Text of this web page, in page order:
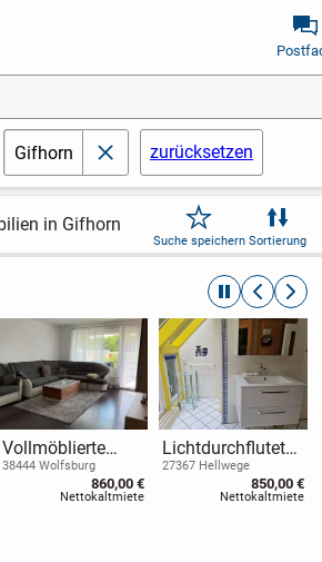
Gifhorn schließenzurücksetzen
in Gifhorn
Suche speichern Sortierung
automatische
Vollmöblierte
modernisierte
Wohnung mit drei
38444 Wolfsburg
860,00 €
Nettokaltmiete
Lichtdurchflutete
Wohnung mit
Kamin, Sauna
27367 Hellwege
850,00 €
Nettokaltmiete